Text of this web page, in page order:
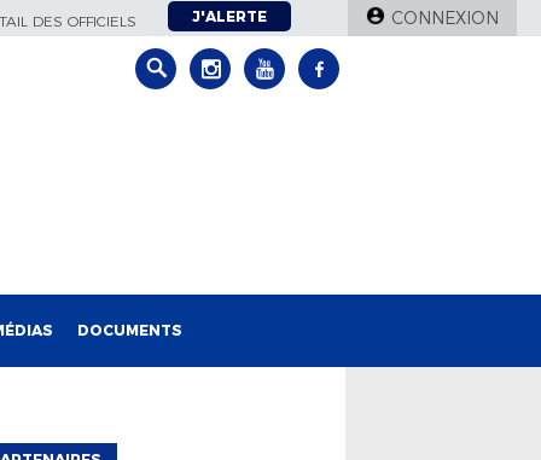
DES OFFICIELS J'ALERTE CONNEXION
DOCUMENTS